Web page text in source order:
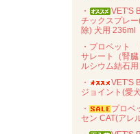
・
VET'S
チックスプレ
除) 犬用 236ml
・プロベット
サレート（腎
ルシウム結石用
・
VET'S
ジョイント(愛
・
プロベ
セン CAT(アレ